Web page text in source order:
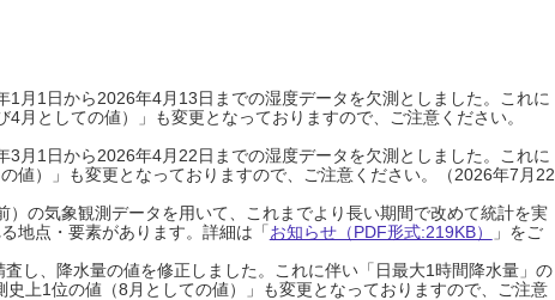
月1日から2026年4月13日までの湿度データを欠測としました。これに
としての値）」も変更となっておりますので、ご注意ください。
月1日から2026年4月22日までの湿度データを欠測としました。これに
値）」も変更となっておりますので、ご注意ください。（2026年7月22
の気象観測データを用いて、これまでより長い期間で改めて統計を実
地点・要素があります。詳細は「お知らせ（PDF形式:219KB）
」をご
し、降水量の値を修正しました。これに伴い「日最大1時間降水量」の
上1位の値（8月としての値）」も変更となっておりますので、ご注意